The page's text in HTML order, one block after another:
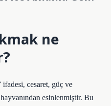
ne
ifadesi, cesaret, güç ve
esinlenmiştir. Bu